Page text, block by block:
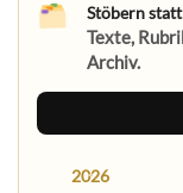
Stöbern
Texte,
Archiv.
2026